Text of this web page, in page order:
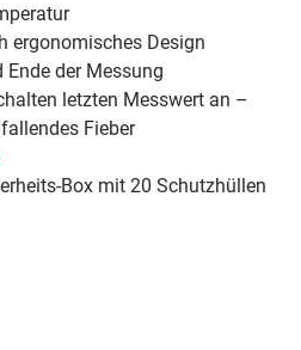
ergonomisches Design
der Messung
letzten Messwert an –
Fieber
Box mit 20 Schutzhüllen